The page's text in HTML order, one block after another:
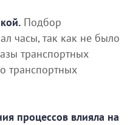
Подбор
часы, так как не было
транспортных
транспортных
процессов влияла на